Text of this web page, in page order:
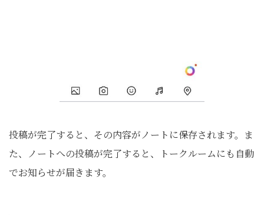
投稿が完了すると、その内容がノートに保存されます。ま
た、ノートへの投稿が完了すると、トークルームにも自動
でお知らせが届きます。